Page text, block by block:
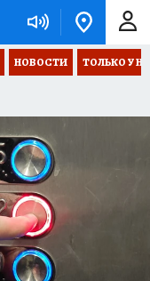
НОВОСТИ ТОЛЬКО У